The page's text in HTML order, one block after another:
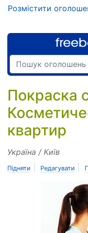
Розмістити
Покраска
квартир
Україна / Київ
Підняти Редагувати